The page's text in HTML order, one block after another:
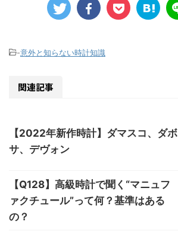
-意外と知らない時計知識
関連記事
【2022年新作時計】ダマスコ、ダボ
サ、デヴォン
【Q128】高級時計で聞く“マニュフ
ァクチュール”って何？基準はある
の？